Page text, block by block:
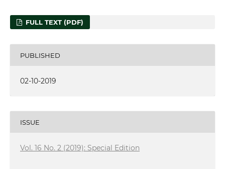
FULL TEXT (PDF)
PUBLISHED
02-10-2019
ISSUE
Vol. 16 No. 2 (2019): Special Edition